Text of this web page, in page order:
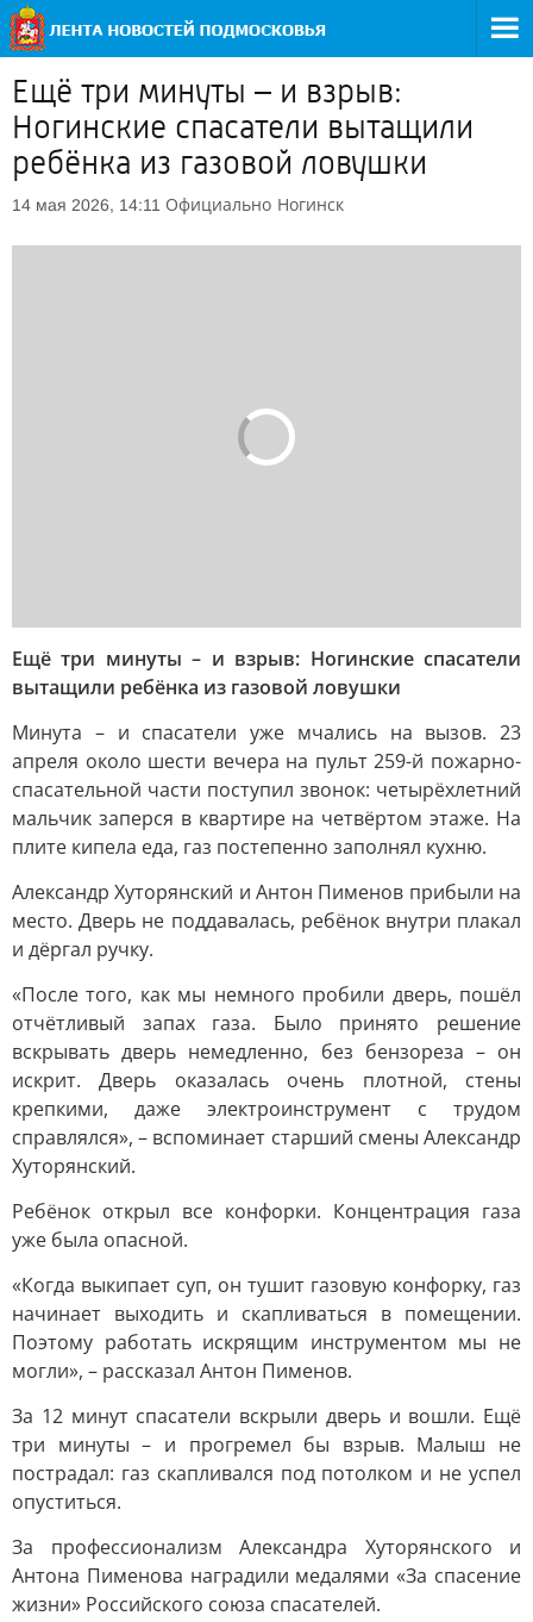
Ещё три минуты – и взрыв:
Ногинские спасатели вытащили
ребёнка из газовой ловушки
14 мая 2026, 14:11 Официально Ногинск
Ещё три минуты – и взрыв: Ногинские спасатели
вытащили ребёнка из газовой ловушки
Минута – и спасатели уже мчались на вызов. 23
апреля около шести вечера на пульт 259-й пожарно-
спасательной части поступил звонок: четырёхлетний
мальчик заперся в квартире на четвёртом этаже. На
плите кипела еда, газ постепенно заполнял кухню.
Александр Хуторянский и Антон Пименов прибыли на
место. Дверь не поддавалась, ребёнок внутри плакал
и дёргал ручку.
«После того, как мы немного пробили дверь, пошёл
отчётливый запах газа. Было принято решение
вскрывать дверь немедленно, без бензореза – он
искрит. Дверь оказалась очень плотной, стены
крепкими, даже электроинструмент с трудом
справлялся», – вспоминает старший смены Александр
Хуторянский.
Ребёнок открыл все конфорки. Концентрация газа
уже была опасной.
«Когда выкипает суп, он тушит газовую конфорку, газ
начинает выходить и скапливаться в помещении.
Поэтому работать искрящим инструментом мы не
могли», – рассказал Антон Пименов.
За 12 минут спасатели вскрыли дверь и вошли. Ещё
три минуты – и прогремел бы взрыв. Малыш не
пострадал: газ скапливался под потолком и не успел
опуститься.
За профессионализм Александра Хуторянского и
Антона Пименова наградили медалями «За спасение
жизни» Российского союза спасателей.